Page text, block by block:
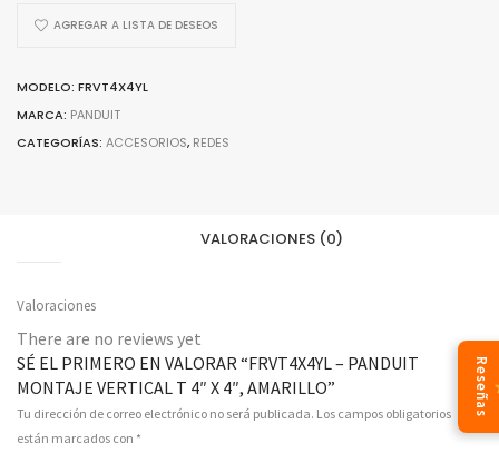
4",
AMARILLO
quantity
AGREGAR A LISTA DE DESEOS
MODELO: FRVT4X4YL
MARCA: PANDUIT
CATEGORÍAS: ACCESORIOS, REDES
VALORACIONES (0)
Valoraciones
There are no reviews yet
SÉ EL PRIMERO EN VALORAR “FRVT4X4YL – PANDUIT
MONTAJE VERTICAL T 4″ X 4″, AMARILLO”
Tu dirección de correo electrónico no será publicada. Los campos obligatorios
están marcados con *
Reseñas